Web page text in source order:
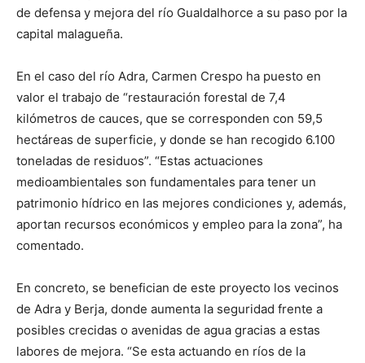
de defensa y mejora del río Gualdalhorce a su paso por la
capital malagueña.
En el caso del río Adra, Carmen Crespo ha puesto en
valor el trabajo de “restauración forestal de 7,4
kilómetros de cauces, que se corresponden con 59,5
hectáreas de superficie, y donde se han recogido 6.100
toneladas de residuos”. “Estas actuaciones
medioambientales son fundamentales para tener un
patrimonio hídrico en las mejores condiciones y, además,
aportan recursos económicos y empleo para la zona”, ha
comentado.
En concreto, se benefician de este proyecto los vecinos
de Adra y Berja, donde aumenta la seguridad frente a
posibles crecidas o avenidas de agua gracias a estas
labores de mejora. “Se esta actuando en ríos de la